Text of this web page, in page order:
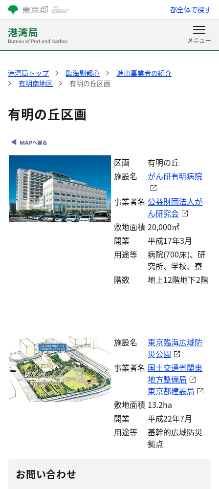
都全体で探す
港湾局トップ 臨海副都心
進出事業者の紹介
有明南地区
有明の丘区画
有明の丘区画
区画
有明の丘
施設名
がん研有明病院
事業者名 公益財団法人が
ん研究会
敷地面積 20,000㎡
開業
平成17年3月
用途等
病院(700床)、研
究所、学校、寮
階数
地上12階地下2階
施設名
東京臨海広域防
災公園
事業者名 国土交通省関東
地方整備局
東京都建設局
敷地面積 13.2ha
開業
平成22年7月
用途等
基幹的広域防災
拠点
お問い合わせ